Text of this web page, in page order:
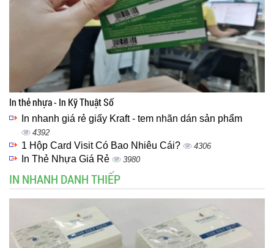
In thẻ nhựa - In Kỹ Thuật Số
In nhanh giá rẻ giấy Kraft - tem nhãn dán sản phẩm
4392
1 Hộp Card Visit Có Bao Nhiêu Cái? 4306
In Thẻ Nhựa Giá Rẻ 3980
IN NHANH DANH THIẾP